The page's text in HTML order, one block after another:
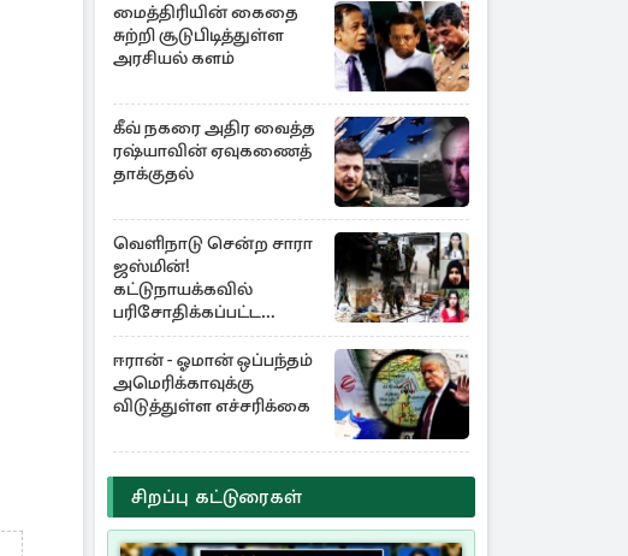
மைத்திரியின் கைதை
சுற்றி சூடுபிடித்துள்ள
அரசியல் களம்
கீவ் நகரை அதிர வைத்த
ரஷ்யாவின் ஏவுகணைத்
தாக்குதல்
வெளிநாடு சென்ற சாரா
ஜஸ்மின்!
கட்டுநாயக்கவில்
பரிசோதிக்கப்பட்ட
CCTVவில்
வெளிச்சத்துக்கு வந்த
தகவல்
ஈரான் - ஓமான் ஒப்பந்தம்
அமெரிக்காவுக்கு
விடுத்துள்ள எச்சரிக்கை
சிறப்பு கட்டுரைகள்